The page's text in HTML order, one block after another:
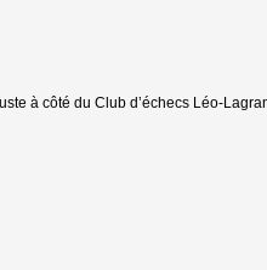
à côté du Club d’échecs Léo-